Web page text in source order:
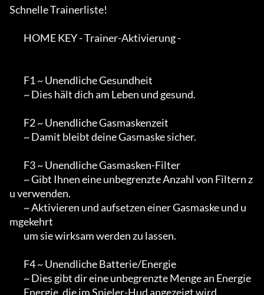
Schnelle Trainerliste!
u verwenden.
mgekehrt